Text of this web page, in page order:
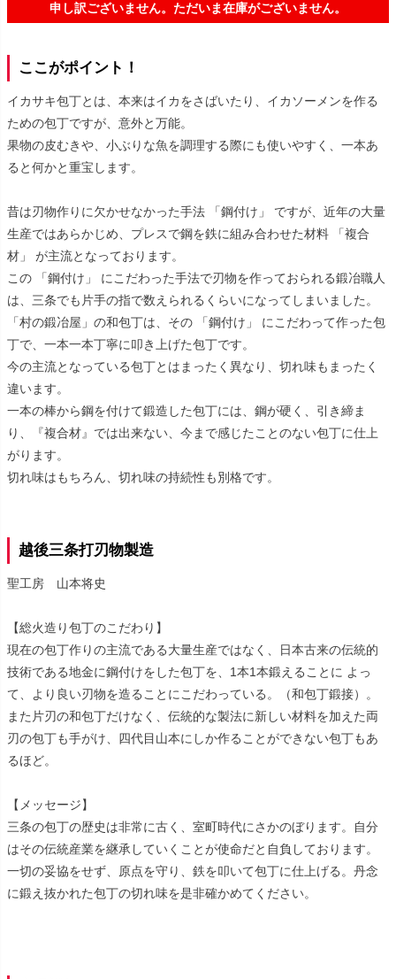
申し訳ございません。ただいま在庫がございません。
ここがポイント！
イカサキ包丁とは、本来はイカをさばいたり、イカソーメンを作る
ための包丁ですが、意外と万能。
果物の皮むきや、小ぶりな魚を調理する際にも使いやすく、一本あ
ると何かと重宝します。
昔は刃物作りに欠かせなかった手法 「鋼付け」 ですが、近年の大量
生産ではあらかじめ、プレスで鋼を鉄に組み合わせた材料 「複合
材」 が主流となっております。
この 「鋼付け」 にこだわった手法で刃物を作っておられる鍛冶職人
は、三条でも片手の指で数えられるくらいになってしまいました。
「村の鍛冶屋」の和包丁は、その 「鋼付け」 にこだわって作った包
丁で、一本一本丁寧に叩き上げた包丁です。
今の主流となっている包丁とはまったく異なり、切れ味もまったく
違います。
一本の棒から鋼を付けて鍛造した包丁には、鋼が硬く、引き締ま
り、『複合材』では出来ない、今まで感じたことのない包丁に仕上
がります。
切れ味はもちろん、切れ味の持続性も別格です。
越後三条打刃物製造
聖工房 山本将史
【総火造り包丁のこだわり】
現在の包丁作りの主流である大量生産ではなく、日本古来の伝統的
技術である地金に鋼付けをした包丁を、1本1本鍛えることに よっ
て、より良い刃物を造ることにこだわっている。（和包丁鍛接）。
また片刃の和包丁だけなく、伝統的な製法に新しい材料を加えた両
刃の包丁も手がけ、四代目山本にしか作ることができない包丁もあ
るほど。
【メッセージ】
三条の包丁の歴史は非常に古く、室町時代にさかのぼります。自分
はその伝統産業を継承していくことが使命だと自負しております。
一切の妥協をせず、原点を守り、鉄を叩いて包丁に仕上げる。丹念
に鍛え抜かれた包丁の切れ味を是非確かめてください。